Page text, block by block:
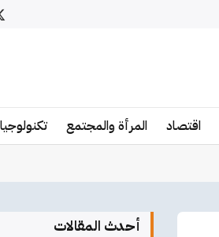
اقتصاد المرأة والمجتمع تكنولوجيا
أحدث المقالات